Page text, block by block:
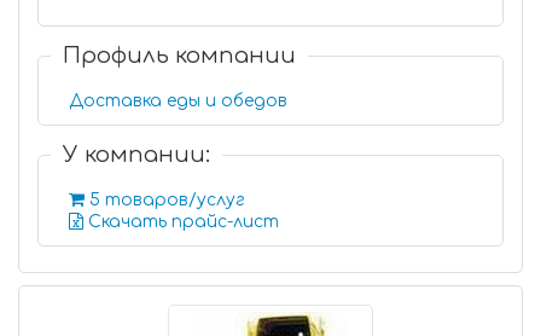
Профиль компании
Доставка еды и обедов
У компании:
5 товаров/услуг
Скачать прайс-лист